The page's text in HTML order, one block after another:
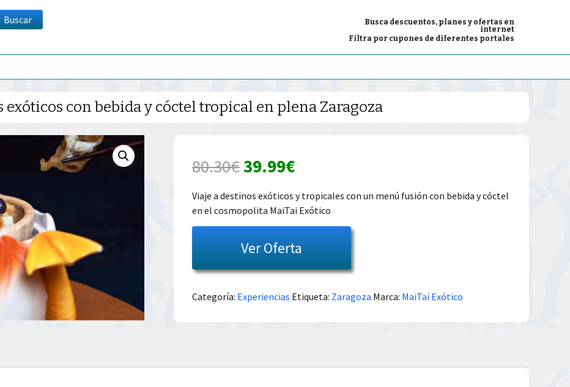
Busca descuentos, planes y ofertas en
internet
Filtra por cupones de diferentes portales
Buscar
exóticos con bebida y cóctel tropical en plena Zaragoza
80.30€El
precio
original
era:
80.30€.
39.99€El
precio
actual
es:
39.99€.
Viaje a destinos exóticos y tropicales con un menú fusión con bebida y cóctel
en el cosmopolita MaiTai Exótico
Ver Oferta
Categoría: Experiencias Etiqueta: Zaragoza Marca: MaiTai Exótico